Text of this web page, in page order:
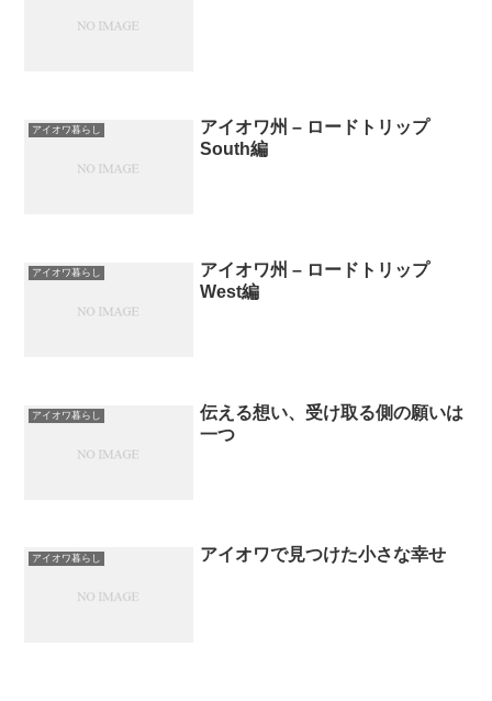
アイオワ暮らし
アイオワ州 – ロードトリップ
South編
アイオワ暮らし
アイオワ州 – ロードトリップ
West編
アイオワ暮らし
伝える想い、受け取る側の願いは
一つ
アイオワ暮らし アイオワで見つけた小さな幸せ